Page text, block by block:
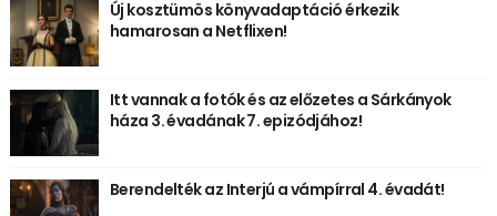
Új kosztümös könyvadaptáció érkezik
hamarosan a Netflixen!
Itt vannak a fotók és az előzetes a Sárkányok
háza 3. évadának 7. epizódjához!
Berendelték az Interjú a vámpírral 4. évadát!